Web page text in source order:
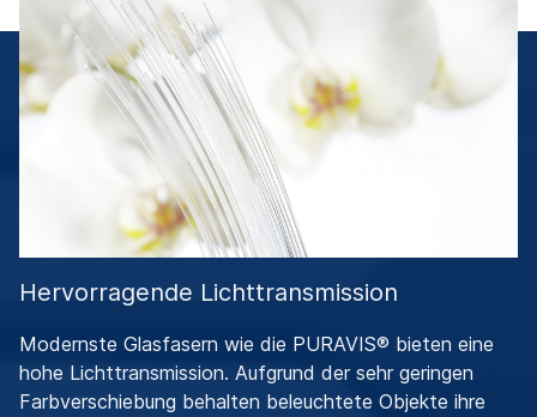
Hervorragende Lichttransmission
Modernste Glasfasern wie die PURAVIS® bieten eine
hohe Lichttransmission. Aufgrund der sehr geringen
Farbverschiebung behalten beleuchtete Objekte ihre